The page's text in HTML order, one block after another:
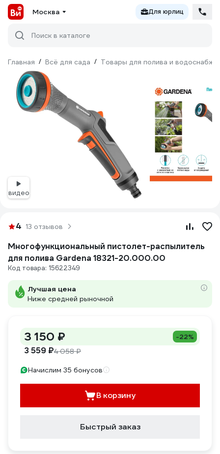
Москва Для юрлиц
Поиск в каталоге
Главная / Всё для сада / Товары для полива и
видео
4 13 отзывов
Многофункциональный пистолет-распылитель
для полива Gardena 18321-20.000.00
Код товара: 15622349
Лучшая цена
Ниже средней рыночной
3 150 ₽ -22%
3 559 ₽4 058 ₽
Начислим 35 бонусов
В корзину
Быстрый заказ